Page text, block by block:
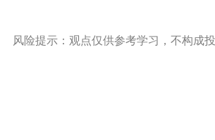
风险提示：观点仅供参考学习，不构成